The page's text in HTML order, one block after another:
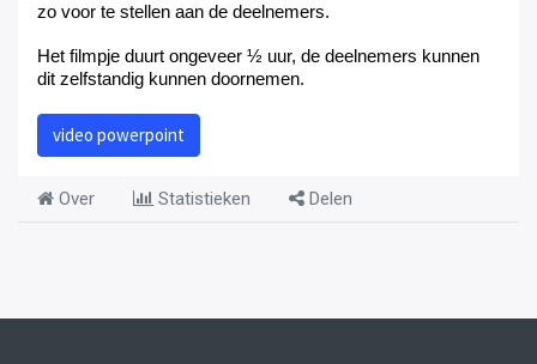
zo voor te stellen aan de deelnemers.
Het filmpje duurt ongeveer ½ uur, de deelnemers kunnen
dit zelfstandig kunnen doornemen.
video powerpoint
Over Statistieken Delen